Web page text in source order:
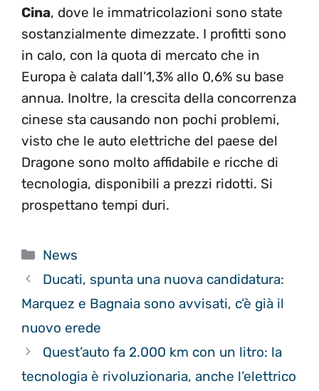
Cina, dove le immatricolazioni sono state
sostanzialmente dimezzate. I profitti sono
in calo, con la quota di mercato che in
Europa è calata dall’1,3% allo 0,6% su base
annua. Inoltre, la crescita della concorrenza
cinese sta causando non pochi problemi,
visto che le auto elettriche del paese del
Dragone sono molto affidabile e ricche di
tecnologia, disponibili a prezzi ridotti. Si
prospettano tempi duri.
Categorie
News
Ducati, spunta una nuova candidatura:
Marquez e Bagnaia sono avvisati, c’è già il
nuovo erede
Quest’auto fa 2.000 km con un litro: la
tecnologia è rivoluzionaria, anche l’elettrico